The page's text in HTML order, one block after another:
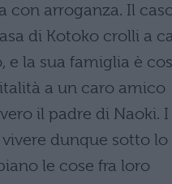
con arroganza. Il
di Kotoko crolli a
e la sua famiglia è
a un caro amico
il padre di Naoki.
dunque sotto lo
le cose fra loro